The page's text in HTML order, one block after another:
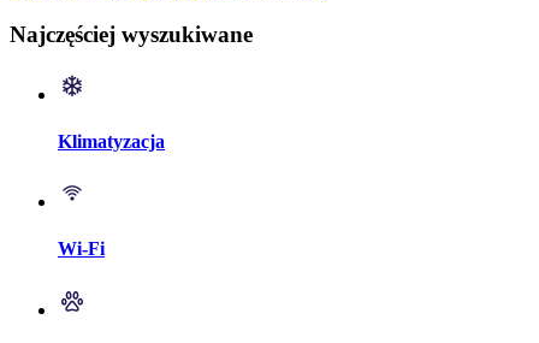
Najczęściej wyszukiwane
Klimatyzacja
Wi-Fi